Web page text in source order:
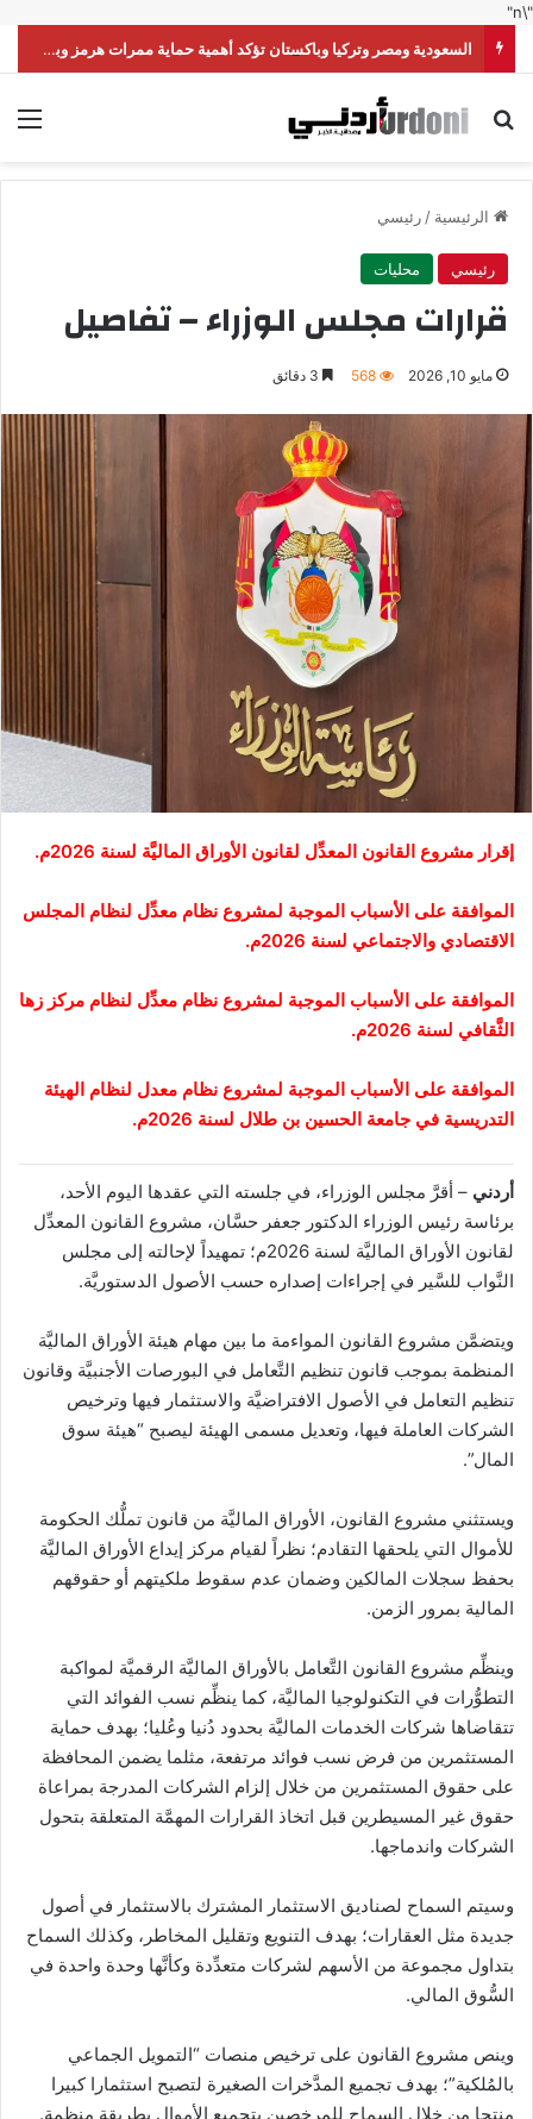
"\n"
السعودية ومصر وتركيا وباكستان تؤكد أهمية حماية ممرات هرمز وباب المندب
بحث عن
الرئيسية /رئيسي
رئيسي محليات
قرارات مجلس الوزراء – تفاصيل
مايو 10, 2026 568
إقرار مشروع القانون المعدِّل لقانون الأوراق الماليَّة لسنة 2026م.
الموافقة على الأسباب الموجبة لمشروع نظام معدِّل لنظام المجلس
الاقتصادي والاجتماعي لسنة 2026م.
الموافقة على الأسباب الموجبة لمشروع نظام معدِّل لنظام مركز زها
الثَّقافي لسنة 2026م.
الموافقة على الأسباب الموجبة لمشروع نظام معدل لنظام الهيئة
التدريسية في جامعة الحسين بن طلال لسنة 2026م.
أردني – أقرَّ مجلس الوزراء، في جلسته التي عقدها اليوم الأحد،
برئاسة رئيس الوزراء الدكتور جعفر حسَّان، مشروع القانون المعدِّل
لقانون الأوراق الماليَّة لسنة 2026م؛ تمهيداً لإحالته إلى مجلس
النَّواب للسَّير في إجراءات إصداره حسب الأصول الدستوريَّة.
ويتضمَّن مشروع القانون المواءمة ما بين مهام هيئة الأوراق الماليَّة
المنظمة بموجب قانون تنظيم التَّعامل في البورصات الأجنبيَّة وقانون
تنظيم التعامل في الأصول الافتراضيَّة والاستثمار فيها وترخيص
الشركات العاملة فيها، وتعديل مسمى الهيئة ليصبح “هيئة سوق
المال”.
ويستثني مشروع القانون، الأوراق الماليَّة من قانون تملُّك الحكومة
للأموال التي يلحقها التقادم؛ نظراً لقيام مركز إيداع الأوراق الماليَّة
بحفظ سجلات المالكين وضمان عدم سقوط ملكيتهم أو حقوقهم
المالية بمرور الزمن.
وينظِّم مشروع القانون التَّعامل بالأوراق الماليَّة الرقميَّة لمواكبة
التطوُّرات في التكنولوجيا الماليَّة، كما ينظِّم نسب الفوائد التي
تتقاضاها شركات الخدمات الماليَّة بحدود دُنيا وعُليا؛ بهدف حماية
المستثمرين من فرض نسب فوائد مرتفعة، مثلما يضمن المحافظة
على حقوق المستثمرين من خلال إلزام الشركات المدرجة بمراعاة
حقوق غير المسيطرين قبل اتخاذ القرارات المهمَّة المتعلقة بتحول
الشركات واندماجها.
وسيتم السماح لصناديق الاستثمار المشترك بالاستثمار في أصول
جديدة مثل العقارات؛ بهدف التنويع وتقليل المخاطر، وكذلك السماح
بتداول مجموعة من الأسهم لشركات متعدِّدة وكأنَّها وحدة واحدة في
السُّوق المالي.
وينص مشروع القانون على ترخيص منصات “التمويل الجماعي
بالمُلكية”؛ بهدف تجميع المدَّخرات الصغيرة لتصبح استثمارا كبيرا
منتجا من خلال السماح للمرخصين بتجميع الأموال بطريقة منظمة.